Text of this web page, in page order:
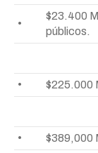
•
$23.400
públicos.
• $225.000
• $389,000